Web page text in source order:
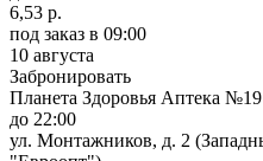
6,53 р.
под заказ в 09:00
10 августа
Забронировать
Планета Здоровья Аптека №19
до 22:00
ул. Монтажников, д. 2